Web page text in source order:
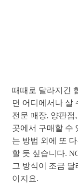
때때로 달라지긴
면 어디에서나 살
전문 매장, 양판
곳에서 구매할 수
는 방법 외에 또
할 듯 싶습니다.
그 방식이 조금 달
이지요.